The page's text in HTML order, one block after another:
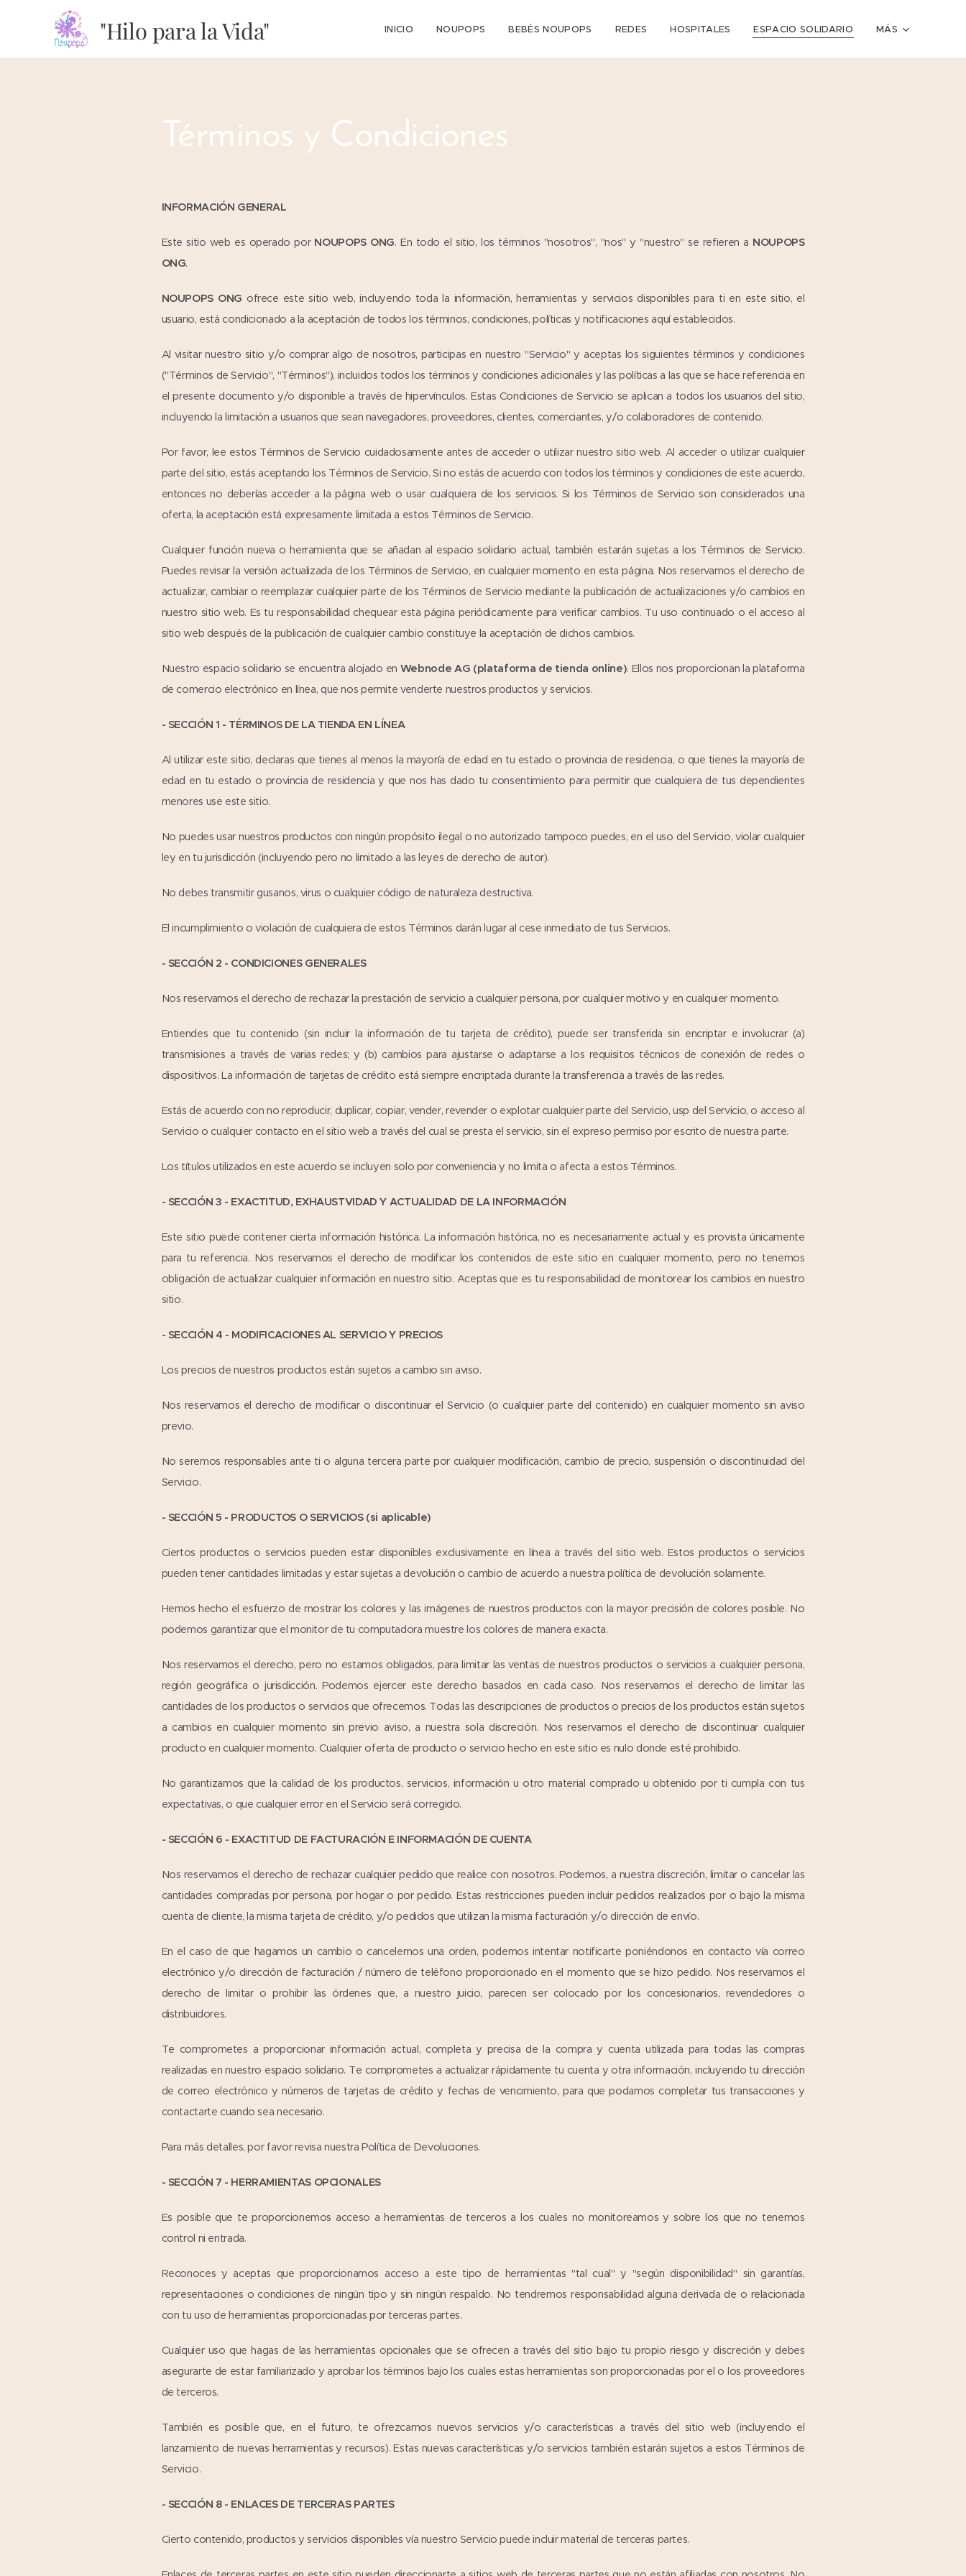
"Hilo para la Vida" INICIO NOUPOPS BEBÉS NOUPOPS REDES HOSPITALES ESPACIO SOLIDARIO MÁS
Términos y Condiciones
INFORMACIÓN GENERAL
Este sitio web es operado por NOUPOPS ONG. En todo el sitio, los términos "nosotros", "nos" y "nuestro" se refieren a NOUPOPS
ONG.
NOUPOPS ONG ofrece este sitio web, incluyendo toda la información, herramientas y servicios disponibles para ti en este sitio, el
usuario, está condicionado a la aceptación de todos los términos, condiciones, políticas y notificaciones aquí establecidos.
Al visitar nuestro sitio y/o comprar algo de nosotros, participas en nuestro "Servicio" y aceptas los siguientes términos y condiciones
("Términos de Servicio", "Términos"), incluidos todos los términos y condiciones adicionales y las políticas a las que se hace referencia en
el presente documento y/o disponible a través de hipervínculos. Estas Condiciones de Servicio se aplican a todos los usuarios del sitio,
incluyendo la limitación a usuarios que sean navegadores, proveedores, clientes, comerciantes, y/o colaboradores de contenido.
Por favor, lee estos Términos de Servicio cuidadosamente antes de acceder o utilizar nuestro sitio web. Al acceder o utilizar cualquier
parte del sitio, estás aceptando los Términos de Servicio. Si no estás de acuerdo con todos los términos y condiciones de este acuerdo,
entonces no deberías acceder a la página web o usar cualquiera de los servicios. Si los Términos de Servicio son considerados una
oferta, la aceptación está expresamente limitada a estos Términos de Servicio.
Cualquier función nueva o herramienta que se añadan al espacio solidario actual, también estarán sujetas a los Términos de Servicio.
Puedes revisar la versión actualizada de los Términos de Servicio, en cualquier momento en esta página. Nos reservamos el derecho de
actualizar, cambiar o reemplazar cualquier parte de los Términos de Servicio mediante la publicación de actualizaciones y/o cambios en
nuestro sitio web. Es tu responsabilidad chequear esta página periódicamente para verificar cambios. Tu uso continuado o el acceso al
sitio web después de la publicación de cualquier cambio constituye la aceptación de dichos cambios.
Nuestro espacio solidario se encuentra alojado en Webnode AG (plataforma de tienda online). Ellos nos proporcionan la plataforma
de comercio electrónico en línea, que nos permite venderte nuestros productos y servicios.
- SECCIÓN 1 - TÉRMINOS DE LA TIENDA EN LÍNEA
Al utilizar este sitio, declaras que tienes al menos la mayoría de edad en tu estado o provincia de residencia, o que tienes la mayoría de
edad en tu estado o provincia de residencia y que nos has dado tu consentimiento para permitir que cualquiera de tus dependientes
menores use este sitio.
No puedes usar nuestros productos con ningún propósito ilegal o no autorizado tampoco puedes, en el uso del Servicio, violar cualquier
ley en tu jurisdicción (incluyendo pero no limitado a las leyes de derecho de autor).
No debes transmitir gusanos, virus o cualquier código de naturaleza destructiva.
El incumplimiento o violación de cualquiera de estos Términos darán lugar al cese inmediato de tus Servicios.
- SECCIÓN 2 - CONDICIONES GENERALES
Nos reservamos el derecho de rechazar la prestación de servicio a cualquier persona, por cualquier motivo y en cualquier momento.
Entiendes que tu contenido (sin incluir la información de tu tarjeta de crédito), puede ser transferida sin encriptar e involucrar (a)
transmisiones a través de varias redes; y (b) cambios para ajustarse o adaptarse a los requisitos técnicos de conexión de redes o
dispositivos. La información de tarjetas de crédito está siempre encriptada durante la transferencia a través de las redes.
Estás de acuerdo con no reproducir, duplicar, copiar, vender, revender o explotar cualquier parte del Servicio, usp del Servicio, o acceso al
Servicio o cualquier contacto en el sitio web a través del cual se presta el servicio, sin el expreso permiso por escrito de nuestra parte.
Los títulos utilizados en este acuerdo se incluyen solo por conveniencia y no limita o afecta a estos Términos.
- SECCIÓN 3 - EXACTITUD, EXHAUSTVIDAD Y ACTUALIDAD DE LA INFORMACIÓN
Este sitio puede contener cierta información histórica. La información histórica, no es necesariamente actual y es provista únicamente
para tu referencia. Nos reservamos el derecho de modificar los contenidos de este sitio en cualquier momento, pero no tenemos
obligación de actualizar cualquier información en nuestro sitio. Aceptas que es tu responsabilidad de monitorear los cambios en nuestro
sitio.
- SECCIÓN 4 - MODIFICACIONES AL SERVICIO Y PRECIOS
Los precios de nuestros productos están sujetos a cambio sin aviso.
Nos reservamos el derecho de modificar o discontinuar el Servicio (o cualquier parte del contenido) en cualquier momento sin aviso
previo.
No seremos responsables ante ti o alguna tercera parte por cualquier modificación, cambio de precio, suspensión o discontinuidad del
Servicio.
- SECCIÓN 5 - PRODUCTOS O SERVICIOS (si aplicable)
Ciertos productos o servicios pueden estar disponibles exclusivamente en línea a través del sitio web. Estos productos o servicios
pueden tener cantidades limitadas y estar sujetas a devolución o cambio de acuerdo a nuestra política de devolución solamente.
Hemos hecho el esfuerzo de mostrar los colores y las imágenes de nuestros productos con la mayor precisión de colores posible. No
podemos garantizar que el monitor de tu computadora muestre los colores de manera exacta.
Nos reservamos el derecho, pero no estamos obligados, para limitar las ventas de nuestros productos o servicios a cualquier persona,
región geográfica o jurisdicción. Podemos ejercer este derecho basados en cada caso. Nos reservamos el derecho de limitar las
cantidades de los productos o servicios que ofrecemos. Todas las descripciones de productos o precios de los productos están sujetos
a cambios en cualquier momento sin previo aviso, a nuestra sola discreción. Nos reservamos el derecho de discontinuar cualquier
producto en cualquier momento. Cualquier oferta de producto o servicio hecho en este sitio es nulo donde esté prohibido.
No garantizamos que la calidad de los productos, servicios, información u otro material comprado u obtenido por ti cumpla con tus
expectativas, o que cualquier error en el Servicio será corregido.
- SECCIÓN 6 - EXACTITUD DE FACTURACIÓN E INFORMACIÓN DE CUENTA
Nos reservamos el derecho de rechazar cualquier pedido que realice con nosotros. Podemos, a nuestra discreción, limitar o cancelar las
cantidades compradas por persona, por hogar o por pedido. Estas restricciones pueden incluir pedidos realizados por o bajo la misma
cuenta de cliente, la misma tarjeta de crédito, y/o pedidos que utilizan la misma facturación y/o dirección de envío.
En el caso de que hagamos un cambio o cancelemos una orden, podemos intentar notificarte poniéndonos en contacto vía correo
electrónico y/o dirección de facturación / número de teléfono proporcionado en el momento que se hizo pedido. Nos reservamos el
derecho de limitar o prohibir las órdenes que, a nuestro juicio, parecen ser colocado por los concesionarios, revendedores o
distribuidores.
Te comprometes a proporcionar información actual, completa y precisa de la compra y cuenta utilizada para todas las compras
realizadas en nuestro espacio solidario. Te comprometes a actualizar rápidamente tu cuenta y otra información, incluyendo tu dirección
de correo electrónico y números de tarjetas de crédito y fechas de vencimiento, para que podamos completar tus transacciones y
contactarte cuando sea necesario.
Para más detalles, por favor revisa nuestra Política de Devoluciones.
- SECCIÓN 7 - HERRAMIENTAS OPCIONALES
Es posible que te proporcionemos acceso a herramientas de terceros a los cuales no monitoreamos y sobre los que no tenemos
control ni entrada.
Reconoces y aceptas que proporcionamos acceso a este tipo de herramientas "tal cual" y "según disponibilidad" sin garantías,
representaciones o condiciones de ningún tipo y sin ningún respaldo. No tendremos responsabilidad alguna derivada de o relacionada
con tu uso de herramientas proporcionadas por terceras partes.
Cualquier uso que hagas de las herramientas opcionales que se ofrecen a través del sitio bajo tu propio riesgo y discreción y debes
asegurarte de estar familiarizado y aprobar los términos bajo los cuales estas herramientas son proporcionadas por el o los proveedores
de terceros.
También es posible que, en el futuro, te ofrezcamos nuevos servicios y/o características a través del sitio web (incluyendo el
lanzamiento de nuevas herramientas y recursos). Estas nuevas características y/o servicios también estarán sujetos a estos Términos de
Servicio.
- SECCIÓN 8 - ENLACES DE TERCERAS PARTES
Cierto contenido, productos y servicios disponibles vía nuestro Servicio puede incluir material de terceras partes.